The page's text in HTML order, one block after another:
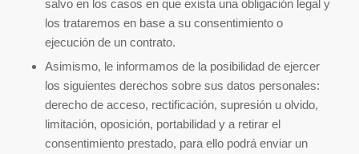
salvo en los casos en que exista una obligación legal y
los trataremos en base a su consentimiento o
ejecución de un contrato.
Asimismo, le informamos de la posibilidad de ejercer
los siguientes derechos sobre sus datos personales:
derecho de acceso, rectificación, supresión u olvido,
limitación, oposición, portabilidad y a retirar el
consentimiento prestado, para ello podrá enviar un